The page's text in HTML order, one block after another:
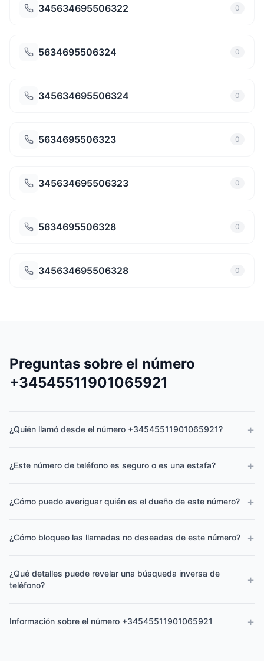
345634695506322 0
5634695506324 0
345634695506324 0
5634695506323 0
345634695506323 0
5634695506328 0
345634695506328 0
Preguntas sobre el número
+34545511901065921
¿Quién llamó desde el número +34545511901065921? +
¿Este número de teléfono es seguro o es una estafa? +
¿Cómo puedo averiguar quién es el dueño de este número? +
¿Cómo bloqueo las llamadas no deseadas de este número? +
¿Qué detalles puede revelar una búsqueda inversa de
teléfono?
+
Información sobre el número +34545511901065921 +